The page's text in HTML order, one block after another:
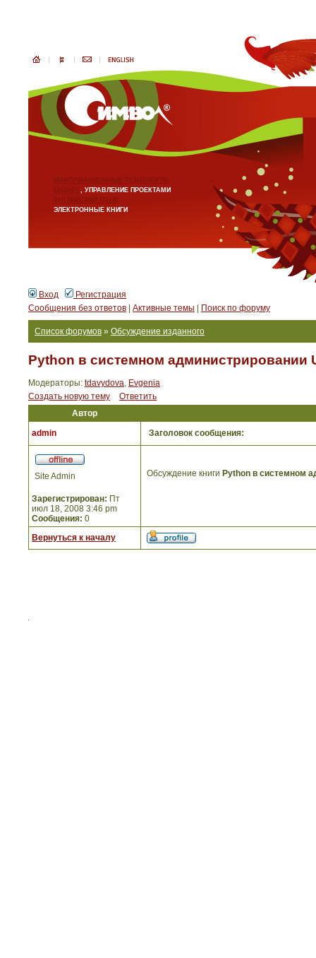
ИНФОРМАЦИОННЫЕ ТЕХНОЛОГИИ
БИЗНЕС, УПРАВЛЕНИЕ ПРОЕКТАМИ
АНГЛИЙСКИЙ ЯЗЫК
ЭЛЕКТРОННЫЕ КНИГИ
Вход
Регистрация
Сообщения без ответов
Активные темы Поиск по форуму
Список форумов » Обсуждение изданного
Python в системном администрировании
Модераторы: tdavydova, Evgenia
Создать новую тему
Ответить
Автор
admin
Заголовок сообщения:
Site Admin
Зарегистрирован: Пт
июл 18, 2008 3:46 pm
Сообщения: 0
Обсуждение книги Python в системном
Вернуться к началу